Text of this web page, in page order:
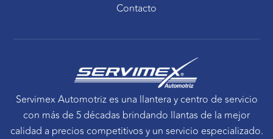
Contacto
Servimex Automotriz es una llantera y centro de servicio
con más de 5 décadas brindando llantas de la mejor
calidad a precios competitivos y un servicio especializado.